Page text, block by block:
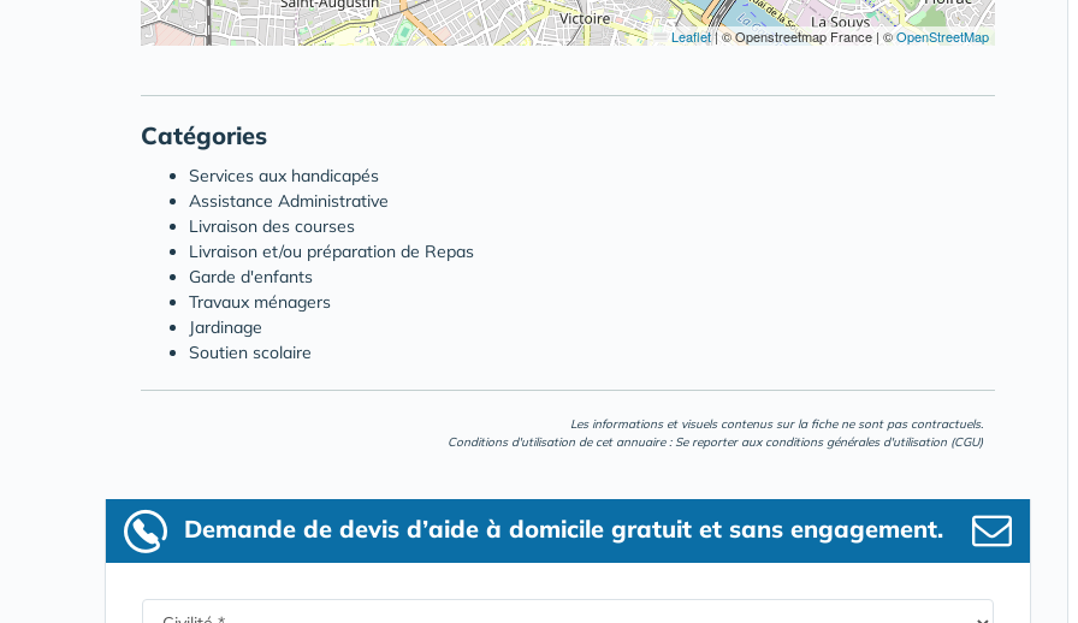
Leaflet|© Openstreetmap France | ©OpenStreetMap
Catégories
Services aux handicapés
Assistance Administrative
Livraison des courses
Livraison et/ou préparation de Repas
Garde d'enfants
Travaux ménagers
Jardinage
Soutien scolaire
Les informations et visuels contenus sur la fiche ne sont pas contractuels.
Conditions d'utilisation de cet annuaire : Se reporter aux conditions générales d'utilisation (CGU)
Demande de devis d’aide à domicile gratuit et sans engagement.